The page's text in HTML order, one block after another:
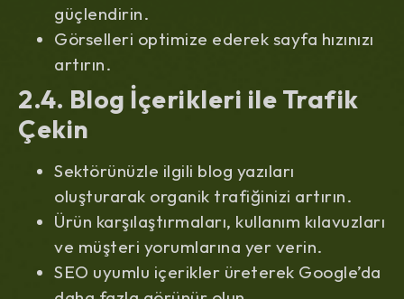
güçlendirin.
Görselleri optimize ederek sayfa hızınızı
artırın.
2.4. Blog İçerikleri ile Trafik
Çekin
Sektörünüzle ilgili blog yazıları
oluşturarak organik trafiğinizi artırın.
Ürün karşılaştırmaları, kullanım kılavuzları
ve müşteri yorumlarına yer verin.
SEO uyumlu içerikler üreterek Google’da